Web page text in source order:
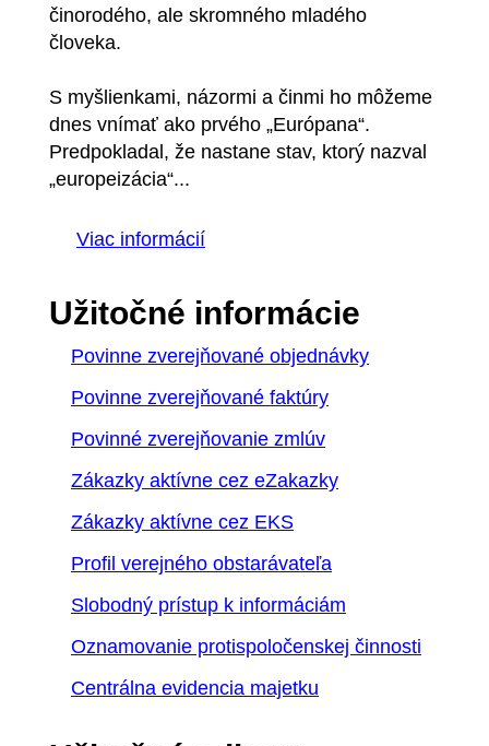
činorodého, ale skromného mladého
človeka.
S myšlienkami, názormi a činmi ho môžeme
dnes vnímať ako prvého „Európana“.
Predpokladal, že nastane stav, ktorý nazval
„europeizácia“...
Viac informácií
Užitočné informácie
Povinne zverejňované objednávky
Povinne zverejňované faktúry
Povinné zverejňovanie zmlúv
Zákazky aktívne cez eZakazky
Zákazky aktívne cez EKS
Profil verejného obstarávateľa
Slobodný prístup k informáciám
Oznamovanie protispoločenskej činnosti
Centrálna evidencia majetku